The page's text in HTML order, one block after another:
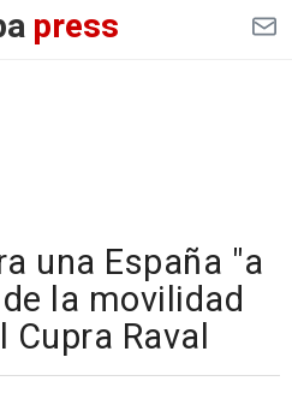
press
una España "a
la movilidad
Raval